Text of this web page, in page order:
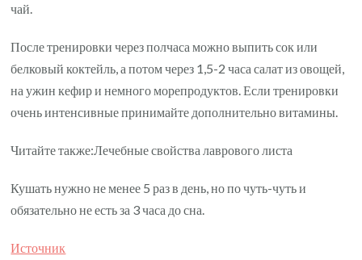
чай.
После тренировки через полчаса можно выпить сок или
белковый коктейль, а потом через 1,5-2 часа салат из овощей,
на ужин кефир и немного морепродуктов. Если тренировки
очень интенсивные принимайте дополнительно витамины.
Читайте также:Лечебные свойства лаврового листа
Кушать нужно не менее 5 раз в день, но по чуть-чуть и
обязательно не есть за 3 часа до сна.
Источник